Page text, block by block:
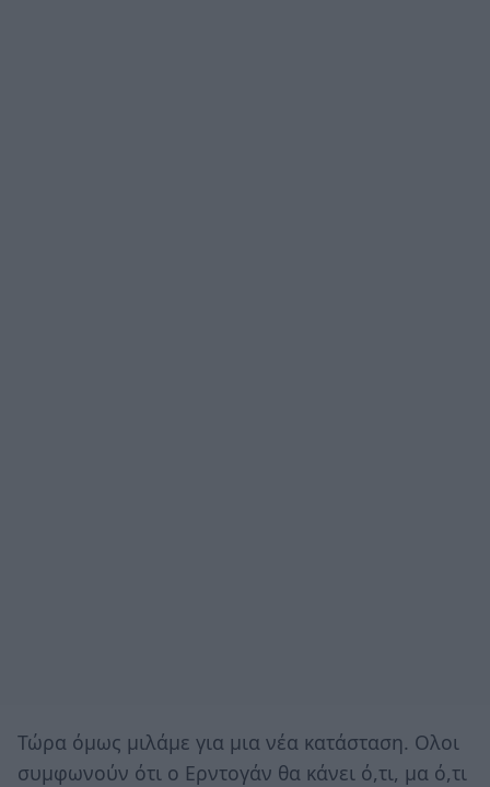
Τώρα όμως μιλάμε για μια νέα κατάσταση. Ολοι
συμφωνούν ότι ο Ερντογάν θα κάνει ό,τι, μα ό,τι